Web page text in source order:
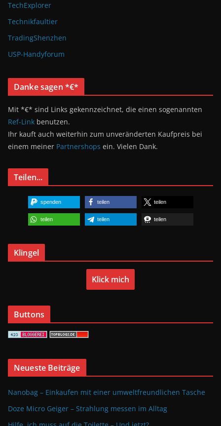
TechExplorer
Technikfaultier
TradingShenzhen
USP-Handyforum
Danke sagen *€*
Mit *€* sind Links gekennzeichnet, die einen sogenannten
Ref-Link benutzen.
Ihr kauft auch weiterhin zum unveränderten Kaufpreis bei
einem meiner Partnershops ein. Vielen Dank.
Teilen...
spenden teilen teilen
teilen teilen teilen
Klingel
Klick mich
Buttons
Neueste Beiträge
Nanobag – Einkaufen mit einer umweltfreundlichen Tasche
Doze Micro Geiger – Strahlung messen im Alltag